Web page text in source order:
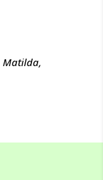
Matilda,